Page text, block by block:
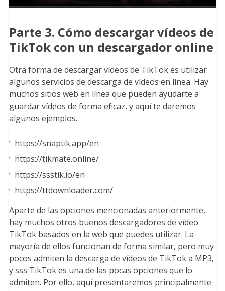
Parte 3. Cómo descargar vídeos de
TikTok con un descargador online
Otra forma de descargar vídeos de TikTok es utilizar
algunos servicios de descarga de vídeos en línea. Hay
muchos sitios web en línea que pueden ayudarte a
guardar vídeos de forma eficaz, y aquí te daremos
algunos ejemplos.
https://snaptik.app/en
https://tikmate.online/
https://ssstik.io/en
https://ttdownloader.com/
Aparte de las opciones mencionadas anteriormente,
hay muchos otros buenos descargadores de vídeo
TikTok basados en la web que puedes utilizar. La
mayoría de ellos funcionan de forma similar, pero muy
pocos admiten la descarga de vídeos de TikTok a MP3,
y sss TikTok es una de las pocas opciones que lo
admiten. Por ello, aquí presentaremos principalmente